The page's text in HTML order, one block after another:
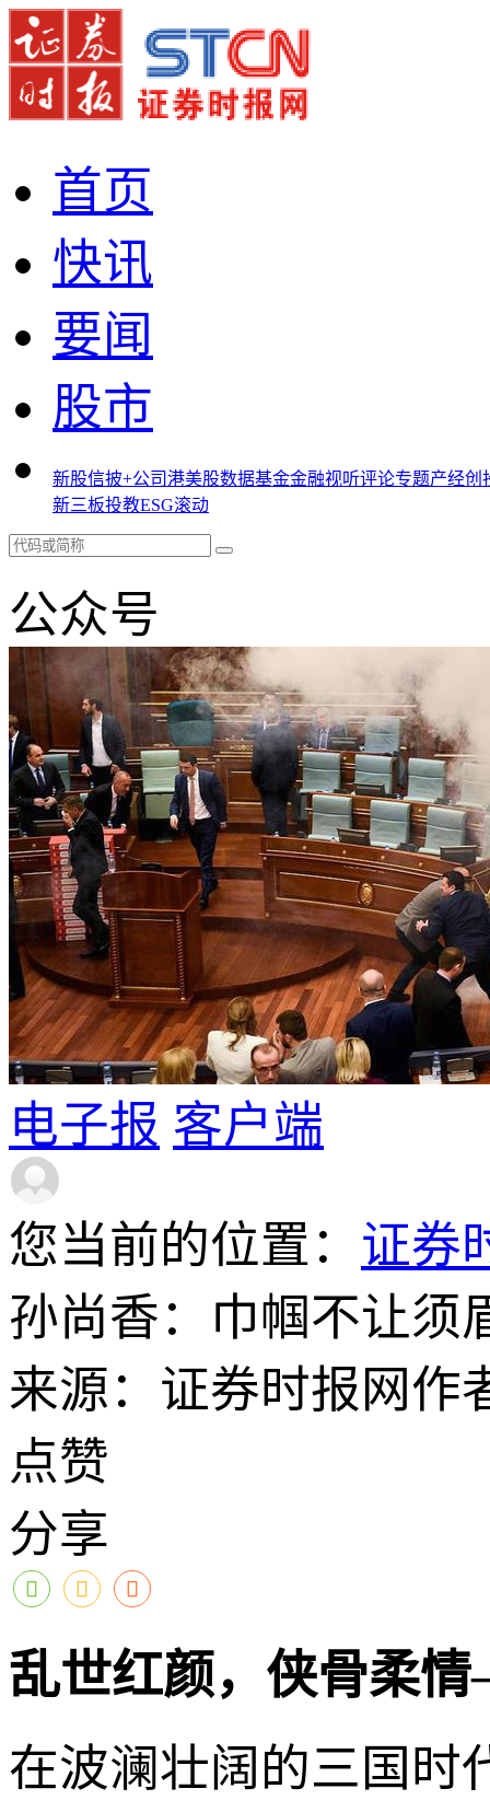
首页
快讯
要闻
股市
新股信披+公司港美股数据基金金融视听评论专题产经创
新三板投教ESG滚动
公众号
电子报 客户端
您当前的位置： 证券
孙尚香：巾帼不让须
来源：证券时报网作
点赞
分享
乱世红颜，侠骨柔
在波澜壮阔的三国时